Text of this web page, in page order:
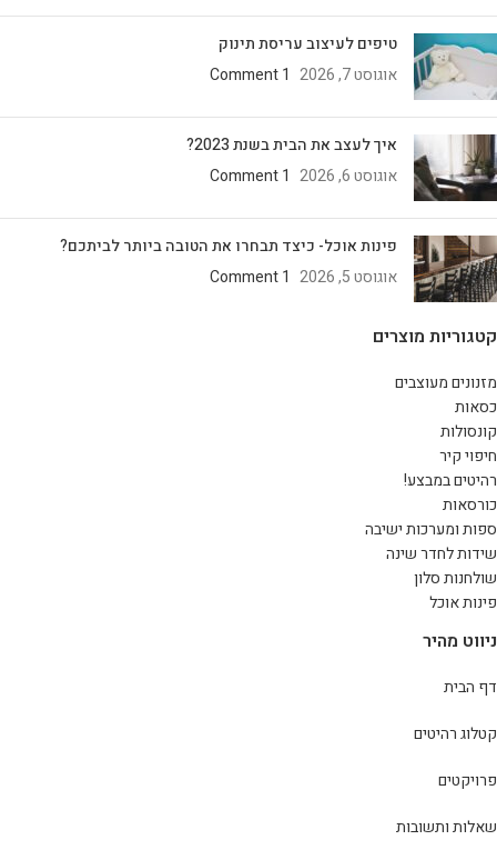
טיפים לעיצוב עריסת תינוק
אוגוסט 7, 2026
1 Comment
איך לעצב את הבית בשנת 2023?
אוגוסט 6, 2026
1 Comment
פינות אוכל- כיצד תבחרו את הטובה ביותר לביתכם?
אוגוסט 5, 2026
1 Comment
קטגוריות מוצרים
מזנונים מעוצבים
כסאות
קונסולות
חיפוי קיר
רהיטים במבצע!
כורסאות
ספות ומערכות ישיבה
שידות לחדר שינה
שולחנות סלון
פינות אוכל
ניווט מהיר
דף הבית
קטלוג רהיטים
פרויקטים
שאלות ותשובות